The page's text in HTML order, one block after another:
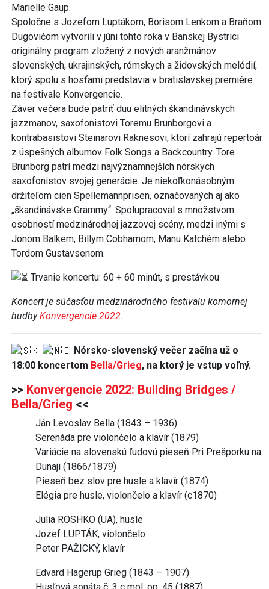
Marielle Gaup.
Spoločne s Jozefom Luptákom, Borisom Lenkom a Braňom
Dugovičom vytvorili v júni tohto roka v Banskej Bystrici
originálny program zložený z nových aranžmánov
slovenských, ukrajinských, rómskych a židovských melódií,
ktorý spolu s hosťami predstavia v bratislavskej premiére
na festivale Konvergencie.
Záver večera bude patriť duu elitných škandinávskych
jazzmanov, saxofonistovi Toremu Brunborgovi a
kontrabasistovi Steinarovi Raknesovi, ktorí zahrajú repertoár
z úspešných albumov Folk Songs a Backcountry. Tore
Brunborg patrí medzi najvýznamnejších nórskych
saxofonistov svojej generácie. Je niekoľkonásobným
držiteľom cien Spellemannprisen, označovaných aj ako
„škandinávske Grammy“. Spolupracoval s množstvom
osobností medzinárodnej jazzovej scény, medzi inými s
Jonom Balkem, Billym Cobhamom, Manu Katchém alebo
Tordom Gustavsenom.
Trvanie koncertu: 60 + 60 minút, s prestávkou
Koncert je súčasťou medzinárodného festivalu komornej
hudbyKonvergencie 2022.
Nórsko-slovenský večer začína už o
18:00 koncertom Bella/Grieg, na ktorý je vstup voľný.
>> Konvergencie 2022: Building Bridges /
Bella/Grieg <<
Ján Levoslav Bella (1843 – 1936)
Serenáda pre violončelo a klavír (1879)
Variácie na slovenskú ľudovú pieseň Pri Prešporku na
Dunaji (1866/1879)
Pieseň bez slov pre husle a klavír (1874)
Elégia pre husle, violončelo a klavír (c1870)
Julia ROSHKO (UA), husle
Jozef LUPTÁK, violončelo
Peter PAŽICKÝ, klavír
Edvard Hagerup Grieg (1843 – 1907)